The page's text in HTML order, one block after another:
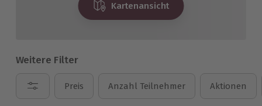
Kartenansicht
Weitere Filter
Preis Anzahl Teilnehmer Aktionen